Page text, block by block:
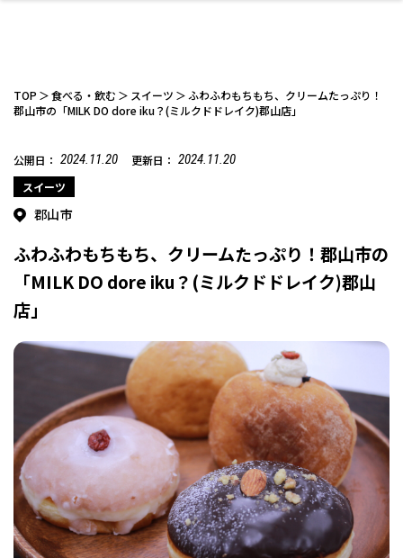
和食 わんぱく 福島ローカルグル
メ
デート・友達と
温泉 体験 名所
フィットネス・や
せたい
鍼灸・整体・リラ
クゼーション
まつ毛サロン
ファッション
スポーツ・アウト
インテリア 食品・酒 生活を彩るモノ
趣味・スキルアッ
プ
保育園・こども園 子どもの習い事・
塾
リフォーム・リノ
TOP 食べる・飲む スイーツ
ふわふわもちもち、クリームたっぷり！
郡山市の「MILK DO dore iku？(ミルクドドレイク)郡山店」
公開日： 2024.11.20 更新日： 2024.11.20
スイーツ
郡山市
ふわふわもちもち、クリームたっぷり！郡山市の
「MILK DO dore iku？(ミルクドドレイク)郡山
店」